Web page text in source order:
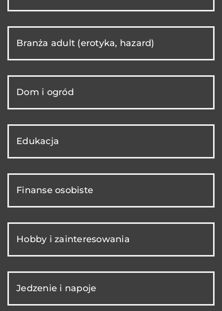
Branża adult (erotyka, hazard)
Dom i ogród
Edukacja
Finanse osobiste
Hobby i zainteresowania
Jedzenie i napoje